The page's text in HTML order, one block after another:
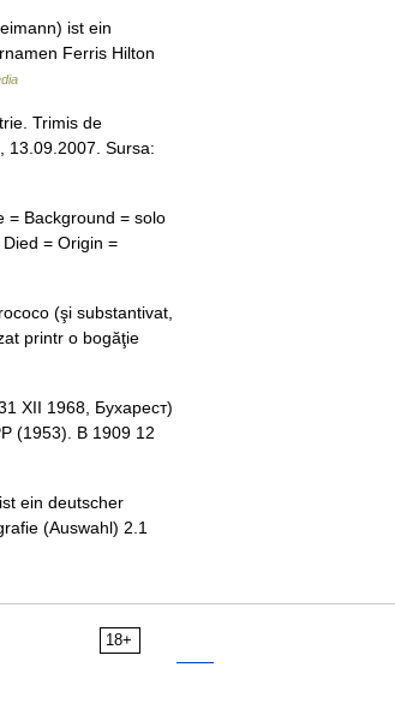
ist ein
Ferris Hilton
Trimis de
13.09.2007. Sursa:
= Background = solo
= Origin =
(şi substantivat,
printr o bogăţie
1968, Бухарест)
(1953). В 1909 12
ein deutscher
(Auswahl) 2.1
18+